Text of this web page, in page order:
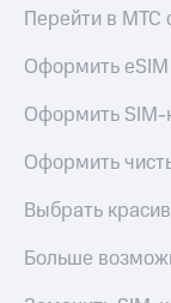
Перейти в МТС
Оформить eSIM
Оформить SIM-
Оформить
Выбрать
Больше